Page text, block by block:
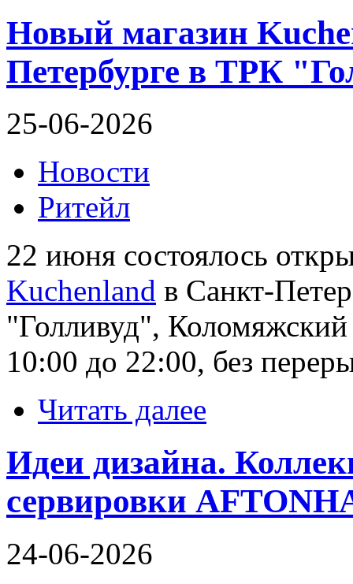
Новый магазин
Петербурге в ТРК
25-06-2026
Новости
Ритейл
22 июня состоялось
Kuchenland в Санкт-
"Голливуд",
10:00 до 22:00, без
Читать далее
Идеи дизайна.
сервировки
24-06-2026